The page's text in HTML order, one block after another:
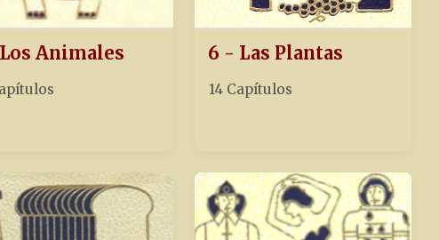
Animales 6 - Las Plantas
14 Capítulos